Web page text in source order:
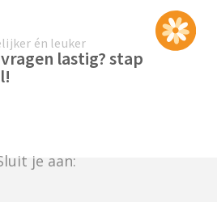
én leuker
lastig? stap
je aan: